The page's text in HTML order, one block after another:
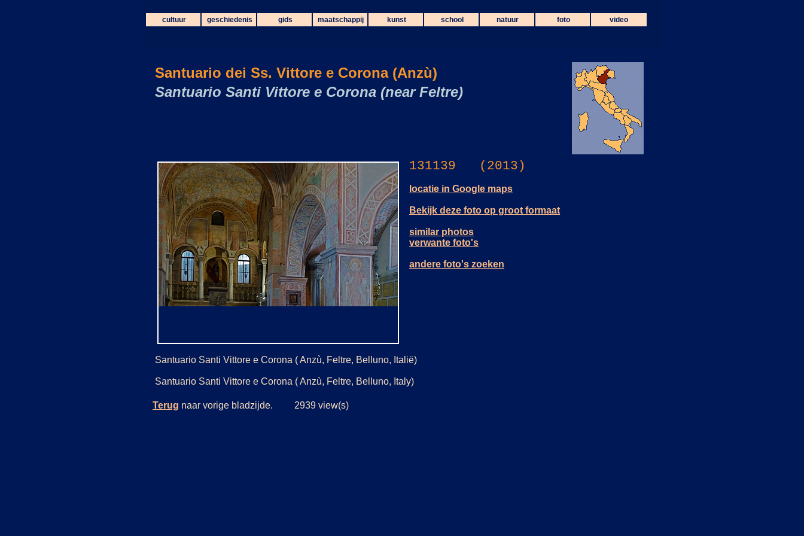
cultuur geschiedenis gids maatschappij kunst school natuur foto video
Santuario dei Ss. Vittore e Corona (Anzù)
Santuario Santi Vittore e Corona (near Feltre)
131139 (2013)
locatie in Google maps
Bekijk deze foto op groot formaat
similar photos
verwante foto's
andere foto's zoeken
Santuario Santi Vittore e Corona ( Anzù, Feltre, Belluno, Italië)
Santuario Santi Vittore e Corona ( Anzù, Feltre, Belluno, Italy)
Terug naar vorige bladzijde. 2939 view(s)